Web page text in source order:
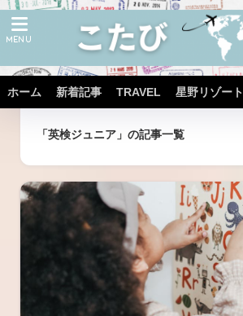
ホーム 新着記事 TRAVEL 星野リゾート
ホーム タグ
「英検ジュニア」の記事一覧